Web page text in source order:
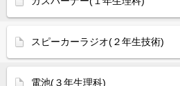
スピーカーラジオ(２年生技術)
電池(３年生理科)